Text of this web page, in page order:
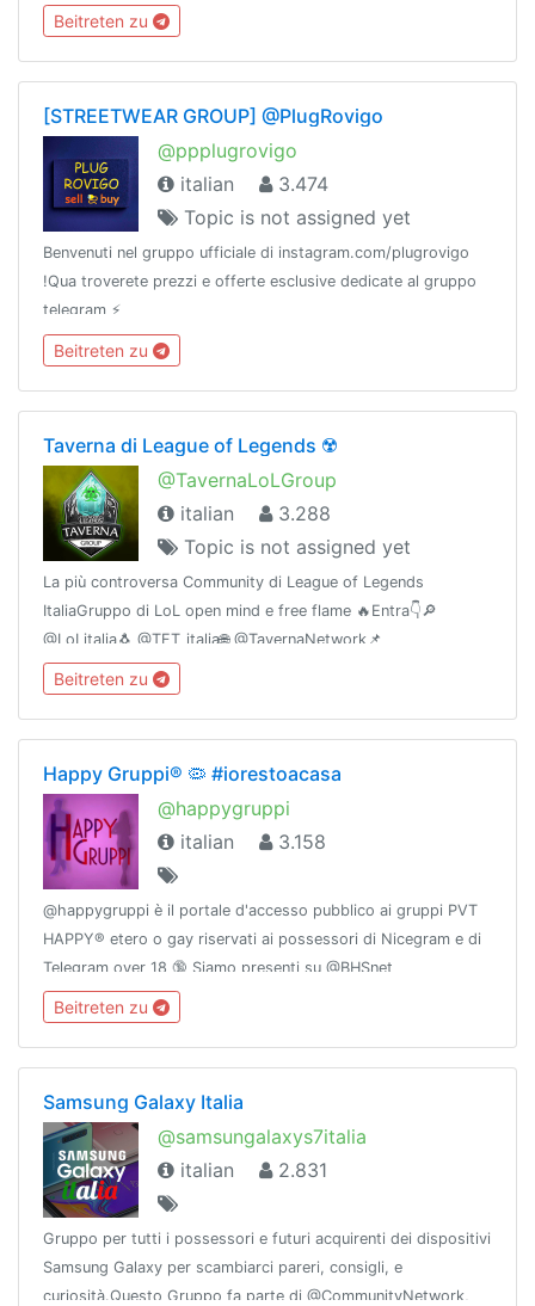
gruppo. *******************😈PRESENTATEVI METTETE
UN'IMMAGINE PROFILO!!!
Beitreten zu
[STREETWEAR GROUP] @PlugRovigo
@ppplugrovigo
italian
3.474
Topic is not assigned yet
Benvenuti nel gruppo ufficiale di instagram.com/plugrovigo
!Qua troverete prezzi e offerte esclusive dedicate al gruppo
telegram ⚡️
Beitreten zu
Taverna di League of Legends ☢️
@TavernaLoLGroup
italian
3.288
Topic is not assigned yet
La più controversa Community di League of Legends
ItaliaGruppo di LoL open mind e free flame 🔥Entra👇🔎
@LoLitalia🐧 @TFT_italia🌐 @TavernaNetwork📌
@TavernaBacheca🎧 Discord: https://discord.gg/KkhxZPX🔰
Network: @gamingitaliangroup
Beitreten zu
Happy Gruppi® 🦠 #iorestoacasa
@happygruppi
italian
3.158
@happygruppi è il portale d'accesso pubblico ai gruppi PVT
HAPPY® etero o gay riservati ai possessori di Nicegram e di
Telegram over 18 🔞 Siamo presenti su @BHSnet
Beitreten zu
Samsung Galaxy Italia
@samsungalaxys7italia
italian
2.831
Gruppo per tutti i possessori e futuri acquirenti dei dispositivi
Samsung Galaxy per scambiarci pareri, consigli, e
curiosità.Questo Gruppo fa parte di @CommunityNetwork,